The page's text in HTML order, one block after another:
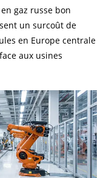
gaz russe bon
un surcoût de
en Europe centrale
aux usines